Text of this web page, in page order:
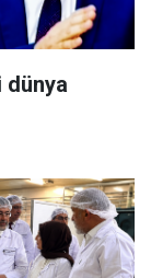
dünya